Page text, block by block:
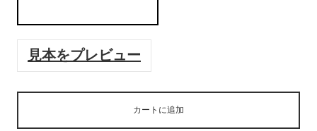
見本をプレビュー
カートに追加